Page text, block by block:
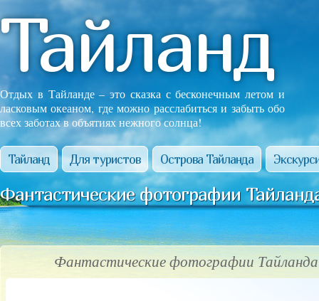
Тайланд
Отдых в Тайланде – это сказка с бесконечным летом и
ласковым океаном, где можно расслабиться и забыть обо
всех заботах в объятиях нежного солнца!
Тайланд Для туристов Острова Тайланда
Фантастические фотографии
Фантастические фотографии